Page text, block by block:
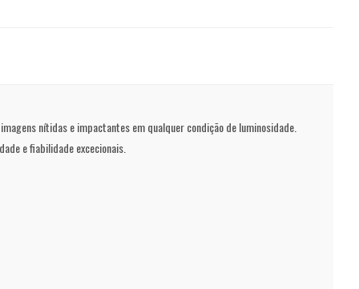
nítidas e impactantes em qualquer condição de luminosidade.
e fiabilidade excecionais.